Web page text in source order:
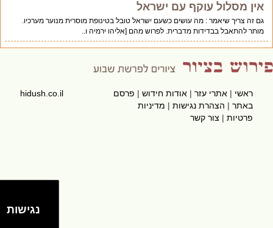
אין מסלול עוקף עם ישראל
גם זה צריך שיאמר : מה עושים כשעם ישראל טובל בטינופת מוסרית מנוער מערכיו.
מותר להתאבל בבדידות מדברית. לפרוש מהם [אליהו ירמיה ו..
ראשי|אתרי עזר|אודות חידוש|פרסם
באתר|הצהרת נגישות|מדיניות
פרטיות|צור קשר
hidush.co.il
נגישות